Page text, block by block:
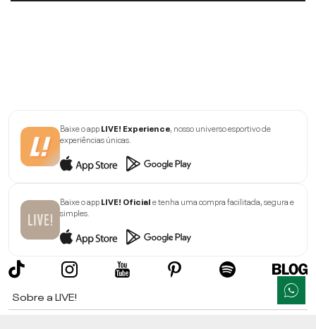
Baixe o appLIVE! Experience, nosso universo esportivo de
experiências únicas.
Baixe o appLIVE! Oficiale tenha uma compra facilitada, segura e
simples.
Sobre a LIVE!